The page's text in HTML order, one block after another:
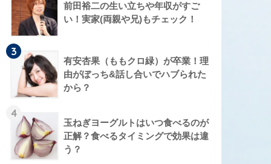
前田裕二の生い立ちや年収がすご
い！実家(両親や兄)もチェック！
3
有安杏果（ももクロ緑）が卒業！理
由がぼっち&話し合いでハブられた
から？
4
玉ねぎヨーグルトはいつ食べるのが
正解？食べるタイミングで効果は違
う？